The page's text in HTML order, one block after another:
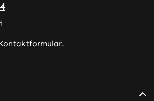
.
Facebook – öffnet in neuem Tab
vorbei – öffnet in neuem Tab